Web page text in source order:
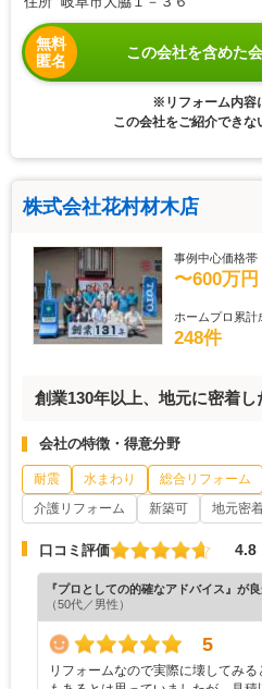
無料
匿名
この会社を含めた
※リフォーム内容
この会社をご紹介できな
株式会社花村材木店
事例中心価格帯
〜600万円
ホームプロ累計
248件
創業130年以上、地元に密着し
会社の特徴・得意分野
耐震 水まわり 総合リフォーム
介護リフォーム
新築可 地元密
口コミ評価 4.8
『プロとしての的確なアドバイス』が
（50代／男性）
5
リフォームなので実際に壊してみ